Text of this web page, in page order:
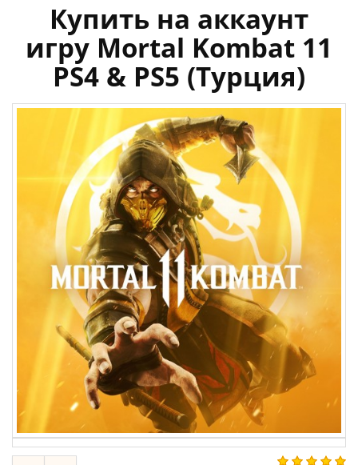
Купить на аккаунт
игру Mortal Kombat 11
PS4 & PS5 (Турция)